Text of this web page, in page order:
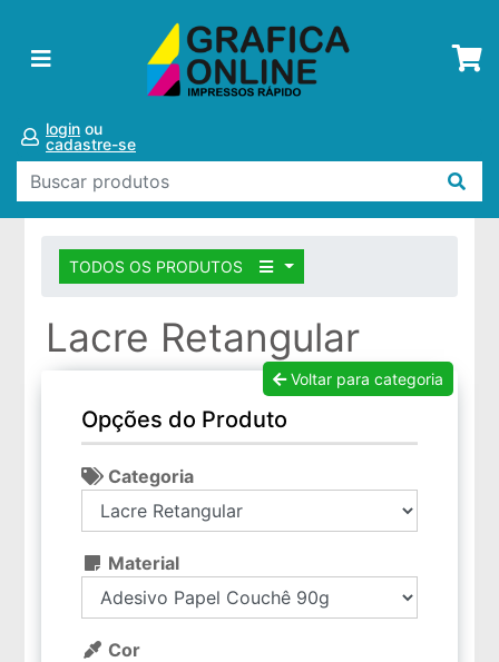
login ou
cadastre-se
TODOS OS PRODUTOS
Lacre Retangular
Voltar para categoria
Opções do Produto
Categoria
Material
Cor